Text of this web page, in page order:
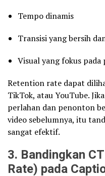
Tempo dinamis
Transisi yang bersih
Visual yang fokus pada
Retention rate dapat
TikTok, atau YouTube.
perlahan dan penonton
video sebelumnya, itu
sangat efektif.
3. Bandingkan
Rate) pada